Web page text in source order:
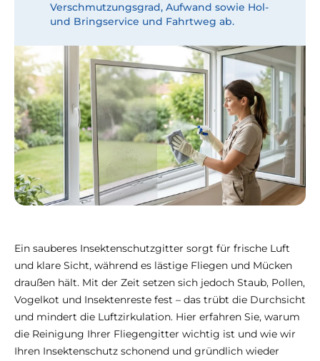
Verschmutzungsgrad, Aufwand sowie Hol-
und Bringservice und Fahrtweg ab.
Ein sauberes Insektenschutzgitter sorgt für frische Luft
und klare Sicht, während es lästige Fliegen und Mücken
draußen hält. Mit der Zeit setzen sich jedoch Staub, Pollen,
Vogelkot und Insektenreste fest – das trübt die Durchsicht
und mindert die Luftzirkulation. Hier erfahren Sie, warum
die Reinigung Ihrer Fliegengitter wichtig ist und wie wir
Ihren Insektenschutz schonend und gründlich wieder